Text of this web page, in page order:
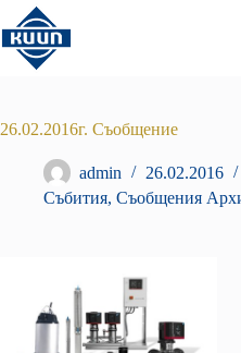
Преминаване
към
съдържанието
26.02.2016г. Съобщение
admin
26.02.2016
Събития, Съобщения